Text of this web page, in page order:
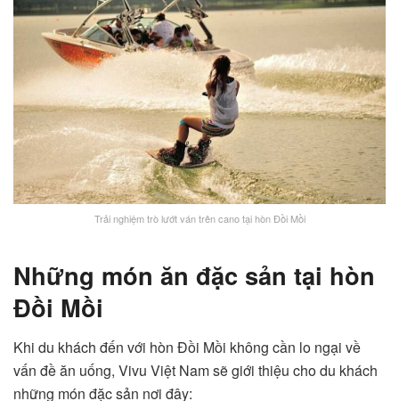
Trải nghiệm trò lướt ván trên cano tại hòn Đồi Mồi
Những món ăn đặc sản tại hòn
Đồi Mồi
Khi du khách đến với hòn Đồi Mồi không cần lo ngại về
vấn đề ăn uống, Vivu Việt Nam sẽ giới thiệu cho du khách
những món đặc sản nơi đây: